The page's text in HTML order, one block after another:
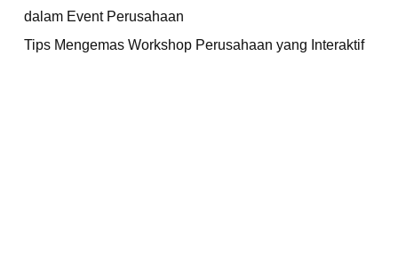
dalam Event Perusahaan
Tips Mengemas Workshop Perusahaan yang Interaktif